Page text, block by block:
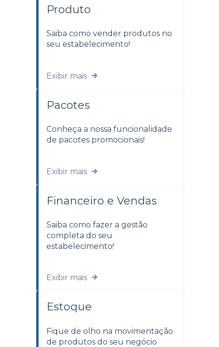
Produto
Saiba como vender produtos no
seu estabelecimento!
Exibir mais
Pacotes
Conheça a nossa funcionalidade
de pacotes promocionais!
Exibir mais
Financeiro e Vendas
Saiba como fazer a gestão
completa do seu
estabelecimento!
Exibir mais
Estoque
Fique de olho na movimentação
de produtos do seu negócio